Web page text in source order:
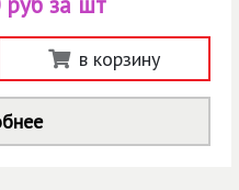
в корзину